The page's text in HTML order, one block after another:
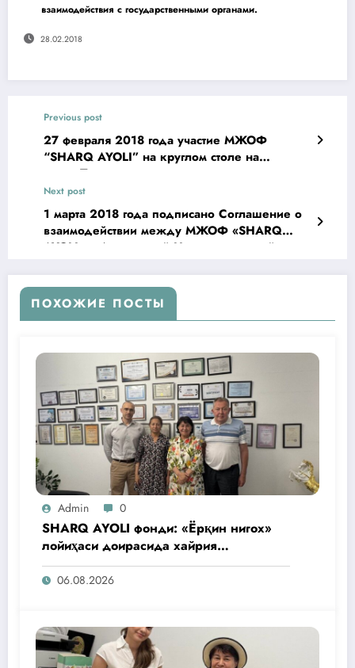
взаимодействия с государственными органами.
28.02.2018
Previous post
27 февраля 2018 года участие МЖОФ
“SHARQ AYOLI” на круглом столе на
тему:«Предоставление социальных услуг
населению: вклад ННО в реализацию
Стратегии действий по пяти приоритетным
направлениям развития Республики
Узбекистан в 2017-2021 годах»,проведенным
Next post
1 марта 2018 года подписано Соглашение о
взаимодействии между МЖОФ «SHARQ
AYOLI» и Автономной Некоммерческой
международных программ»
ПОХОЖИЕ ПОСТЫ
Admin 0
SHARQ AYOLI фонди: «Ёрқин нигох»
лойиҳаси доирасида хайрия
операциялари ўтказилади
06.08.2026